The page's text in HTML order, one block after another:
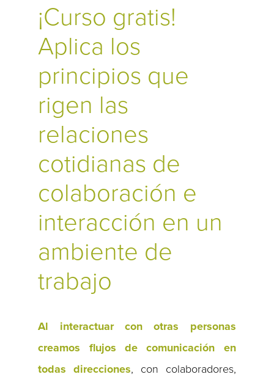
¡Curso gratis!
Aplica los
principios que
rigen las
relaciones
cotidianas de
colaboración e
interacción en un
ambiente de
trabajo
Al interactuar con otras personas
creamos flujos de comunicación en
todas direcciones, con colaboradores,